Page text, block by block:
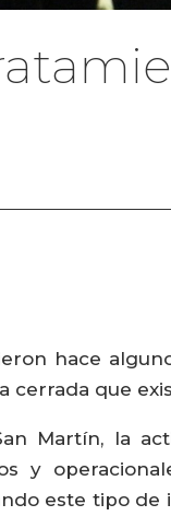
hace
que
Martín, la
y
este tipo